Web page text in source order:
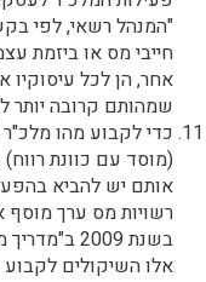
"המנהל רשאי, לפי
חייבי מס או ביזמת
אחר, הן לכל עיסוקיו
שמהותם קרובה יותר
כדי לקבוע מהו
(מוסד עם כוונת
רשויות מס ערך מוסף
בשנת 2009
אלו השיקולים